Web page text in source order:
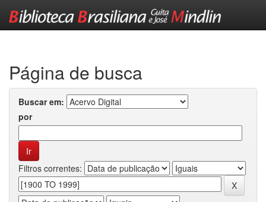
Página de busca
Buscar em:
por
Filtros correntes: